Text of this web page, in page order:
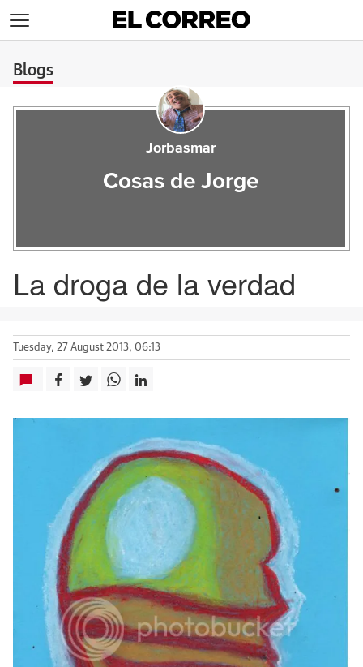
Blogs
Jorbasmar
Cosas de Jorge
La droga de la verdad
Tuesday, 27 August 2013, 06:13